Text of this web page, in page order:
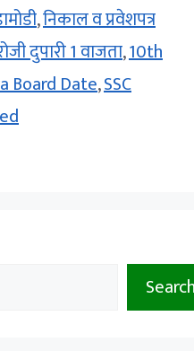
,निकाल व प्रवेशपत्र
दुपारी 1 वाजता,10th
Board Date,SSC